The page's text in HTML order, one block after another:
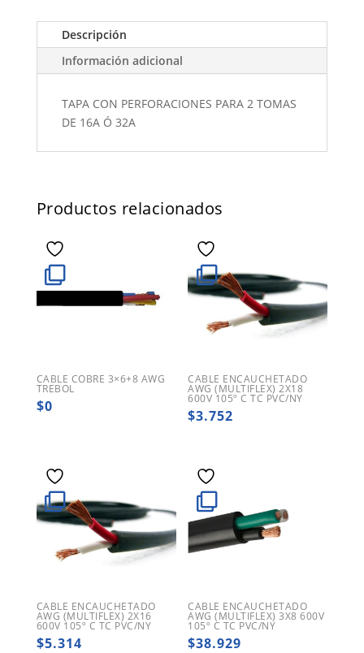
Descripción
Información adicional
TAPA CON PERFORACIONES PARA 2 TOMAS
DE 16A Ó 32A
Productos relacionados
CABLE COBRE 3×6+8 AWG
TREBOL
$0
CABLE ENCAUCHETADO
AWG (MULTIFLEX) 2X18
600V 105º C TC PVC/NY
$3.752
CABLE ENCAUCHETADO
AWG (MULTIFLEX) 2X16
600V 105º C TC PVC/NY
$5.314
CABLE ENCAUCHETADO
AWG (MULTIFLEX) 3X8 600V
105º C TC PVC/NY
$38.929